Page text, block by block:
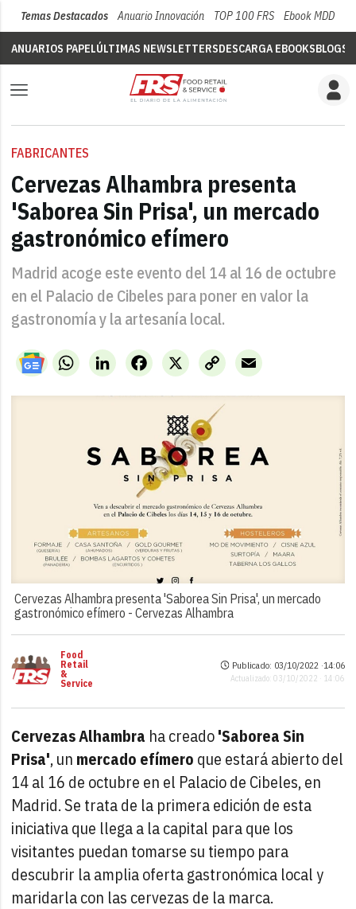
Temas Destacados Anuario Innovación TOP 100 FRS Ebook MDD
ANUARIOS PAPELÚLTIMAS NEWSLETTERSDESCARGA EBOOKSBLOGS
FABRICANTES
Cervezas Alhambra presenta
'Saborea Sin Prisa', un mercado
gastronómico efímero
Madrid acoge este evento del 14 al 16 de octubre
en el Palacio de Cibeles para poner en valor la
gastronomía y la artesanía local.
WhatsAppLinkedIn X
Facebook
Copy
Link
Email
Cervezas Alhambra presenta 'Saborea Sin Prisa', un mercado
gastronómico efímero -Cervezas Alhambra
Food
Retail
&
Service
Publicado: 03/10/2022 ·14:06
Actualizado: 03/10/2022 · 14:06
Cervezas Alhambra ha creado'Saborea Sin
Prisa', un mercado efímero que estará abierto del
14 al 16 de octubre en el Palacio de Cibeles, en
Madrid. Se trata de la primera edición de esta
iniciativa que llega a la capital para que los
visitantes puedan tomarse su tiempo para
descubrir la amplia oferta gastronómica local y
maridarla con las cervezas de la marca.